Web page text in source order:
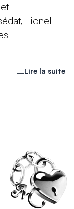
Lionel
Lire la suite